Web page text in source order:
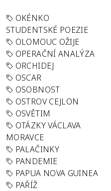
OKÉNKO
STUDENTSKÉ POEZIE
OLOMOUC OŽIJE
OPERAČNÍ ANALÝZA
ORCHIDEJ
OSCAR
OSOBNOST
OSTROV CEJLON
OSVĚTIM
OTÁZKY VÁCLAVA
MORAVCE
PALAČINKY
PANDEMIE
PAPUA NOVA GUINEA
PAŘÍŽ